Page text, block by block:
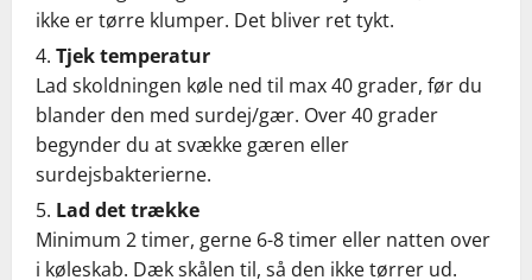
ikke er tørre klumper. Det bliver ret tykt.
Tjek temperatur
Lad skoldningen køle ned til max 40 grader, før du
blander den med surdej/gær. Over 40 grader
begynder du at svække gæren eller
surdejsbakterierne.
Lad det trække
Minimum 2 timer, gerne 6-8 timer eller natten over
i køleskab. Dæk skålen til, så den ikke tørrer ud.